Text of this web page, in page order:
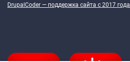
DrupalCoder — поддержка сайта c 2017 года